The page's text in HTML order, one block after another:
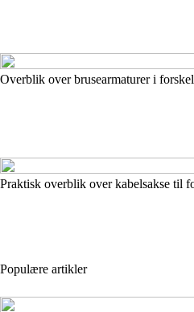
Overblik over brusearmaturer i
Praktisk overblik over kabelsakse til
Populære artikler